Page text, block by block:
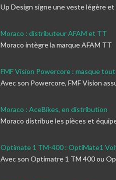
Up Design signe une veste légère
Moraco : distributeur AFAM et TT
Moraco intègre la marque AFAM TT
FMF Vision Powercore : masque
Avec son Powercore, FMF Vision
Moraco : AceBikes, en distribution
Moraco distribue les pièces et
Optimate 1 TM-400 : OptiMate1
Avec son Optimatre 1 TM 400 ou